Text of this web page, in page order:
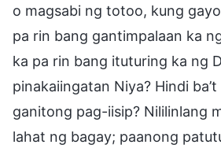
o magsabi ng totoo, kung
pa rin bang gantimpalaan ka
ka pa rin bang ituturing ka ng
pinakaiingatan Niya? Hindi
ganitong pag-iisip? Nililinlang
lahat ng bagay; paanong